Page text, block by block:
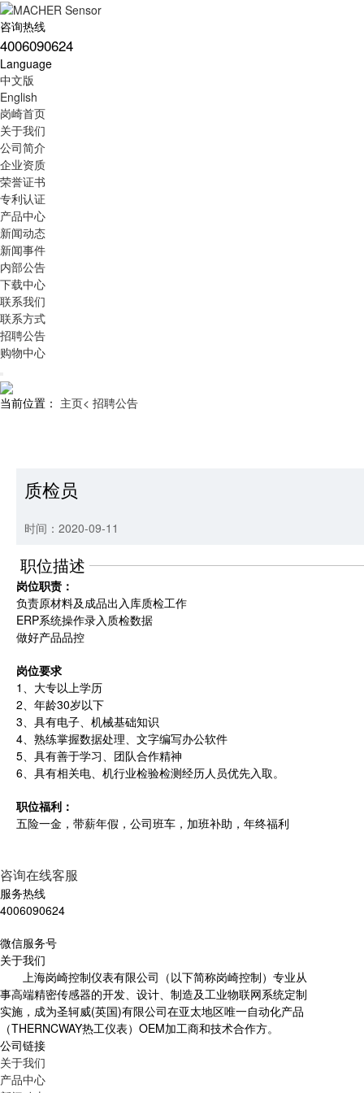
咨询热线
4006090624
Language
中文版
English
岗崎首页
关于我们
公司简介
企业资质
荣誉证书
专利认证
产品中心
新闻动态
新闻事件
内部公告
下载中心
联系我们
联系方式
招聘公告
购物中心
当前位置： 主页< 招聘公告
质检员
时间：2020-09-11
职位描述
岗位职责：
负责原材料及成品出入库质检工作
ERP系统操作录入质检数据
做好产品品控
岗位要求
1、大专以上学历
2、年龄30岁以下
3、具有电子、机械基础知识
4、熟练掌握数据处理、文字编写办公软件
5、具有善于学习、团队合作精神
6、具有相关电、机行业检验检测经历人员优先入取。
职位福利：
五险一金，带薪年假，公司班车，加班补助，年终福利
咨询在线客服
服务热线
4006090624
微信服务号
关于我们
上海岗崎控制仪表有限公司（以下简称岗崎控制）专业从
事高端精密传感器的开发、设计、制造及工业物联网系统定制
实施，成为圣轲威(英国)有限公司在亚太地区唯一自动化产品
（THERNCWAY热工仪表）OEM加工商和技术合作方。
公司链接
关于我们
产品中心